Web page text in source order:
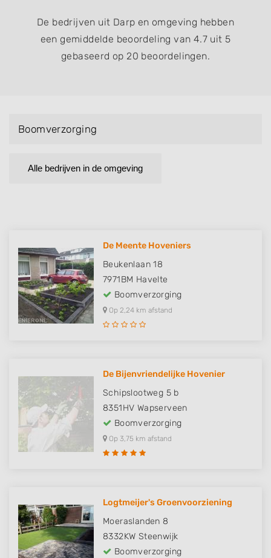
De bedrijven uit Darp en omgeving hebben
een gemiddelde beoordeling van 4.7 uit 5
gebaseerd op 20 beoordelingen.
Boomverzorging
Alle bedrijven in de omgeving
De Meente Hoveniers
Beukenlaan 18
7971BM Havelte
Boomverzorging
Op 2,24 km afstand
De Bijenvriendelijke Hovenier
Schipslootweg 5 b
8351HV Wapserveen
Boomverzorging
Op 3,75 km afstand
Logtmeijer's Groenvoorziening
Moeraslanden 8
8332KW Steenwijk
Boomverzorging